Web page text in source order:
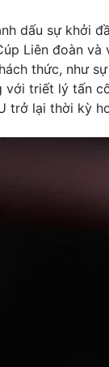
dấu sự khởi
Liên đoàn và
thức, như
với triết lý tấn
trở lại thời kỳ